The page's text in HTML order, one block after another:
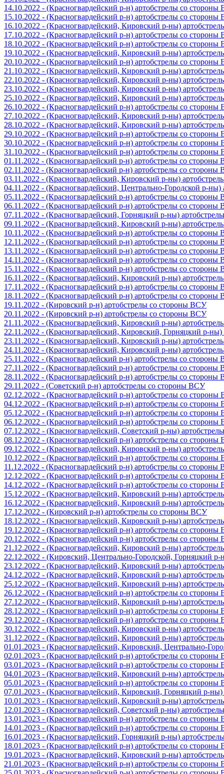
14.10.2022 - (Красногвардейский р-н) артобстрелы со
15.10.2022 - (Красногвардейский р-н) артобстрелы со
16.10.2022 - (Красногвардейский, Кировский р-ны)
17.10.2022 - (Красногвардейский р-н) артобстрелы со
18.10.2022 - (Красногвардейский р-н) артобстрелы со
19.10.2022 - (Красногвардейский, Кировский р-ны)
20.10.2022 - (Красногвардейский р-н) артобстрелы со
21.10.2022 - (Красногвардейский, Кировский р-ны)
22.10.2022 - (Красногвардейский, Кировский р-ны)
23.10.2022 - (Красногвардейский, Кировский р-ны)
25.10.2022 - (Красногвардейский, Кировский р-ны)
26.10.2022 - (Красногвардейский р-н) артобстрелы со
27.10.2022 - (Красногвардейский, Кировский р-ны)
28.10.2022 - (Красногвардейский, Кировский р-ны)
29.10.2022 - (Красногвардейский р-н) артобстрелы со
30.10.2022 - (Красногвардейский р-н) артобстрелы со
31.10.2022 - (Красногвардейский р-н) артобстрелы со
01.11.2022 - (Красногвардейский р-н) артобстрелы со стороны
02.11.2022 - (Красногвардейский р-н) артобстрелы со стороны
03.11.2022 - (Красногвардейский, Кировский р-ны)
04.11.2022 - (Красногвардейский, Центрально-Городской р-
05.11.2022 - (Красногвардейский р-н) артобстрелы со стороны
06.11.2022 - (Красногвардейский р-н) артобстрелы со стороны
07.11.2022 - (Красногвардейский, Горняцкий р-ны)
09.11.2022 - (Красногвардейский, Кировский р-ны)
10.11.2022 - (Красногвардейский р-н) артобстрелы со стороны
12.11.2022 - (Красногвардейский р-н) артобстрелы со стороны
13.11.2022 - (Красногвардейский р-н) артобстрелы со стороны
14.11.2022 - (Красногвардейский р-н) артобстрелы со стороны
15.11.2022 - (Красногвардейский р-н) артобстрелы со стороны
16.11.2022 - (Красногвардейский, Кировский р-ны)
17.11.2022 - (Красногвардейский р-н) артобстрелы со стороны
18.11.2022 - (Красногвардейский р-н) артобстрелы со стороны
19.11.2022 - (Кировский р-н) артобстрелы со стороны ВСУ
20.11.2022 - (Кировский р-н) артобстрелы со стороны ВСУ
21.11.2022 - (Красногвардейский, Кировский р-ны)
22.11.2022 - (Красногвардейский, Кировский, Горняцкий р-
23.11.2022 - (Красногвардейский, Кировский р-ны)
24.11.2022 - (Красногвардейский, Кировский р-ны)
25.11.2022 - (Красногвардейский р-н) артобстрелы со стороны
27.11.2022 - (Красногвардейский р-н) артобстрелы со стороны
28.11.2022 - (Красногвардейский р-н) артобстрелы со стороны
29.11.2022 - (Советский р-н) артобстрелы со стороны ВСУ
02.12.2022 - (Красногвардейский р-н) артобстрелы со
04.12.2022 - (Красногвардейский р-н) артобстрелы со
05.12.2022 - (Красногвардейский р-н) артобстрелы со
06.12.2022 - (Красногвардейский р-н) артобстрелы со
07.12.2022 - (Красногвардейский, Советский р-ны)
08.12.2022 - (Красногвардейский р-н) артобстрелы со
09.12.2022 - (Красногвардейский, Кировский р-ны)
10.12.2022 - (Красногвардейский р-н) артобстрелы со
11.12.2022 - (Красногвардейский р-н) артобстрелы со стороны
12.12.2022 - (Красногвардейский р-н) артобстрелы со
14.12.2022 - (Красногвардейский р-н) артобстрелы со
15.12.2022 - (Красногвардейский, Кировский р-ны)
16.12.2022 - (Красногвардейский, Кировский р-ны)
17.12.2022 - (Кировский р-н) артобстрелы со стороны ВСУ
18.12.2022 - (Красногвардейский, Кировский р-ны)
19.12.2022 - (Красногвардейский р-н) артобстрелы со
20.12.2022 - (Красногвардейский р-н) артобстрелы со
21.12.2022 - (Красногвардейский, Кировский р-ны)
22.12.2022 - (Кировский, Центрально-Городской, Горняцкий
23.12.2022 - (Красногвардейский, Кировский р-ны)
24.12.2022 - (Красногвардейский, Кировский р-ны)
25.12.2022 - (Красногвардейский, Кировский р-ны)
26.12.2022 - (Красногвардейский р-н) артобстрелы со
27.12.2022 - (Красногвардейский, Кировский р-ны)
28.12.2022 - (Красногвардейский р-н) артобстрелы со
29.12.2022 - (Красногвардейский р-н) артобстрелы со
30.12.2022 - (Красногвардейский, Кировский р-ны)
31.12.2022 - (Красногвардейский, Кировский р-ны)
01.01.2023 - (Красногвардейский, Кировский, Центрально-
02.01.2023 - (Красногвардейский р-н) артобстрелы со
03.01.2023 - (Красногвардейский р-н) артобстрелы со
04.01.2023 - (Красногвардейский, Кировский р-ны)
05.01.2023 - (Красногвардейский р-н) артобстрелы со
07.01.2023 - (Красногвардейский, Кировский, Горняцкий р-
10.01.2023 - (Красногвардейский, Кировский р-ны)
12.01.2023 - (Красногвардейский, Советский р-ны)
13.01.2023 - (Красногвардейский р-н) артобстрелы со
14.01.2023 - (Красногвардейский р-н) артобстрелы со
16.01.2023 - (Красногвардейский, Горняцкий р-ны)
18.01.2023 - (Красногвардейский р-н) артобстрелы со
19.01.2023 - (Красногвардейский, Кировский р-ны)
21.01.2023 - (Красногвардейский р-н) артобстрелы со